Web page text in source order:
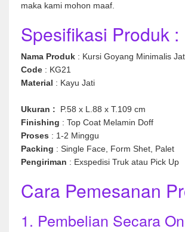
maka kami mohon maaf.
Spesifikasi Produk :
Nama Produk : Kursi Goyang Minimalis
Code : KG21
Material : Kayu
Ukuran : P.58 x L.88 x T.109 cm
Finishing : Top Coat Melamin Doff
Proses : 1-2 Minggu
Packing : Single Face, Form Shet, Palet
Pengiriman : Exspedisi Truk atau Pick Up
Cara Pemesanan
1. Pembelian Secara